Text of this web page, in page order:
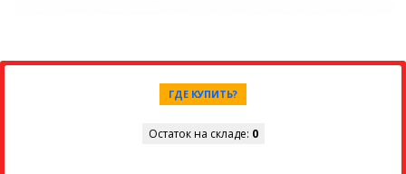
ГДЕ КУПИТЬ?
Остаток на складе: 0